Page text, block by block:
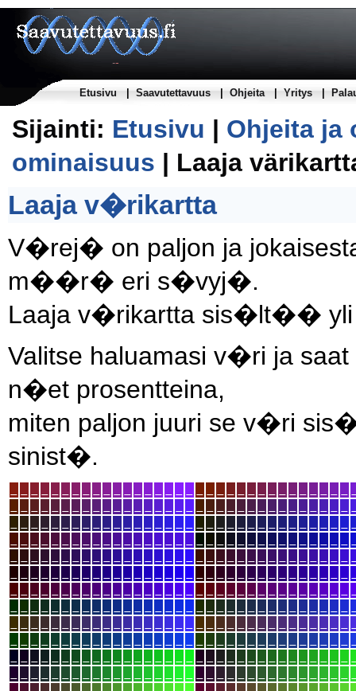
Etusivu Saavutettavuus Ohjeita| Yritys
Sijainti: Etusivu | Ohjeita ja
ominaisuus | Laaja
Laaja v�rikartta
V�rej� on paljon ja
m��r� eri s�vyj�.
Laaja v�rikartta sis�lt��
Valitse haluamasi v�ri ja
n�et prosentteina,
miten paljon juuri se v�ri
sinist�.